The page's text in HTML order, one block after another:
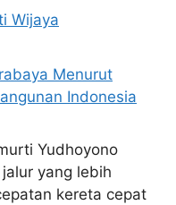
Wijaya
Yudhoyono
yang lebih
kereta cepat